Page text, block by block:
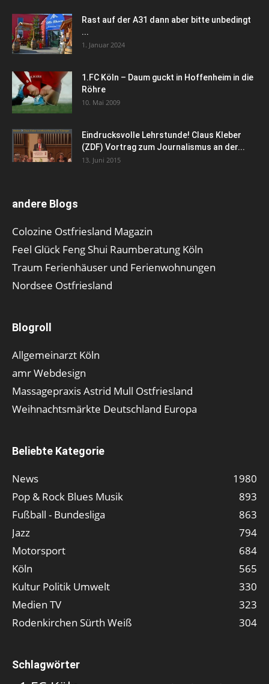
Rast auf der A31 dann aber bitte unbedingt
...
1. Januar 2024
1.FC Köln – Daum guckt in Hoffenheim in die
Röhre
10. Mai 2009
Eindrucksvolle Lehrstunde! Claus Kleber
(ZDF) Vortrag zum Journalismus an der...
13. Juni 2015
andere Blogs
Colozine Ostfriesland Magazin
Feel Glück Feng Shui Raumberatung Köln
Traum Ferienhäuser und Ferienwohnungen
Nordsee Ostfriesland
Blogroll
Allgemeinarzt Köln
amr Webdesign
Massagepraxis Astrid Mull Ostfriesland
Weihnachtsmärkte Deutschland Europa
Beliebte Kategorie
News
1980
Pop & Rock Blues Musik
893
Fußball - Bundesliga
863
Jazz
794
Motorsport
684
Köln
565
Kultur Politik Umwelt
330
Medien TV
323
Rodenkirchen Sürth Weiß
304
Schlagwörter